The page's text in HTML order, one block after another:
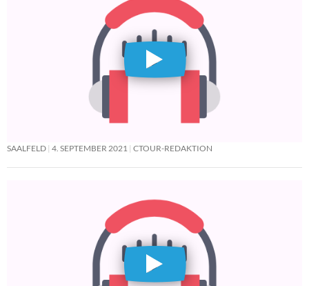
SAALFELD 4. SEPTEMBER 2021 CTOUR-REDAKTION